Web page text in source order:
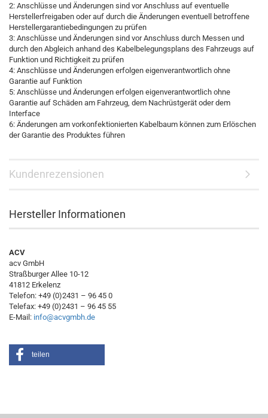
2: Anschlüsse und Änderungen sind vor Anschluss auf eventuelle
Herstellerfreigaben oder auf durch die Änderungen eventuell betroffene
Herstellergarantiebedingungen zu prüfen
3: Anschlüsse und Änderungen sind vor Anschluss durch Messen und
durch den Abgleich anhand des Kabelbelegungsplans des Fahrzeugs auf
Funktion und Richtigkeit zu prüfen
4: Anschlüsse und Änderungen erfolgen eigenverantwortlich ohne
Garantie auf Funktion
5: Anschlüsse und Änderungen erfolgen eigenverantwortlich ohne
Garantie auf Schäden am Fahrzeug, dem Nachrüstgerät oder dem
Interface
6: Änderungen am vorkonfektionierten Kabelbaum können zum Erlöschen
der Garantie des Produktes führen
Kundenrezensionen
Hersteller Informationen
ACV
acv GmbH
Straßburger Allee 10-12
41812 Erkelenz
Telefon: +49 (0)2431 – 96 45 0
Telefax: +49 (0)2431 – 96 45 55
E-Mail: info@acvgmbh.de
teilen